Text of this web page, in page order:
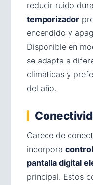
reducir ruido
temporizador
encendido y
Disponible en
se adapta a
climáticas y
del año.
Carece de
incorpora
pantalla digital
principal. Estos